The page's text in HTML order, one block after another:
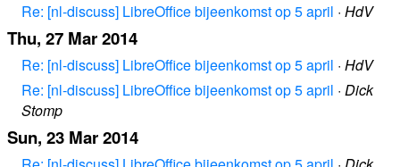
Re: [nl-discuss] LibreOffice bijeenkomst op 5 april · HdV
Thu, 27 Mar 2014
Re: [nl-discuss] LibreOffice bijeenkomst op 5 april · HdV
Re: [nl-discuss] LibreOffice bijeenkomst op 5 april · Dick
Stomp
Sun, 23 Mar 2014